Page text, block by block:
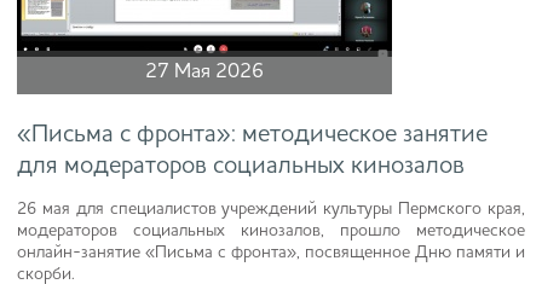
27 Мая 2026
«Письма с фронта»: методическое занятие
для модераторов социальных кинозалов
26 мая для специалистов учреждений культуры Пермского края,
модераторов социальных кинозалов, прошло методическое
онлайн-занятие «Письма с фронта», посвященное Дню памяти и
скорби.